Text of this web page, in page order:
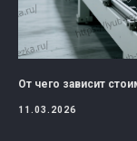
От чего зависит
11.03.2026